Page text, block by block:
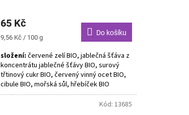
65 Kč
Měrná
9,56 Kč / 100 g
Do košíku
složení: červené zelí BIO, jablečná šťáva z
koncentrátu jablečné šťávy BIO, surový
třtinový cukr BIO, červený vinný ocet BIO,
cibule BIO, mořská sůl, hřebíček BIO
Kód: 13685